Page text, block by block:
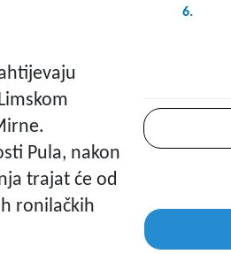
Pula, nakon
trajat će od
ronilačkih
6.